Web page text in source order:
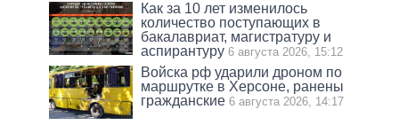
Как за 10 лет изменилось
количество поступающих в
бакалавриат, магистратуру и
аспирантуру 6 августа 2026, 15:12
Войска рф ударили дроном по
маршрутке в Херсоне, ранены
гражданские 6 августа 2026, 14:17